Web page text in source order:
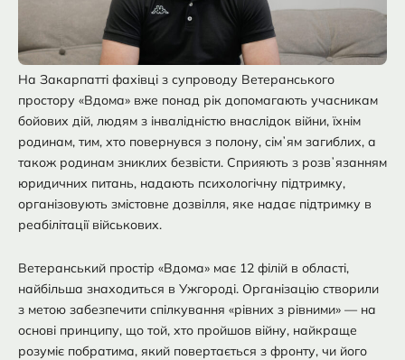
На Закарпатті фахівці з супроводу Ветеранського
простору «Вдома» вже понад рік допомагають учасникам
бойових дій, людям з інвалідністю внаслідок війни, їхнім
родинам, тим, хто повернувся з полону, сімʼям загиблих, а
також родинам зниклих безвісти. Сприяють з розвʼязанням
юридичних питань, надають психологічну підтримку,
організовують змістовне дозвілля, яке надає підтримку в
реабілітації військових.
Ветеранський простір «Вдома» має 12 філій в області,
найбільша знаходиться в Ужгороді. Організацію створили
з метою забезпечити спілкування «рівних з рівними» — на
основі принципу, що той, хто пройшов війну, найкраще
розуміє побратима, який повертається з фронту, чи його